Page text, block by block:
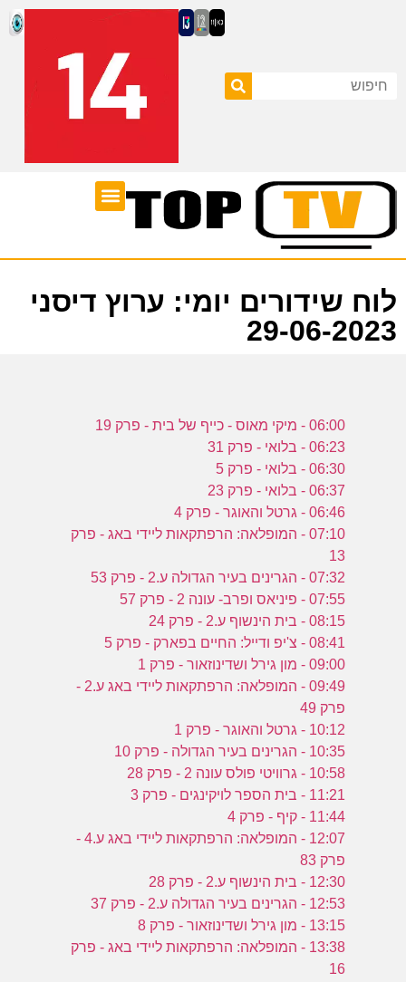
לוח שידורים יומי: ערוץ דיסני
29-06-2023
06:00 - מיקי מאוס - כייף של בית - פרק 19
06:23 - בלואי - פרק 31
06:30 - בלואי - פרק 5
06:37 - בלואי - פרק 23
06:46 - גרטל והאוגר - פרק 4
07:10 - המופלאה: הרפתקאות ליידי באג - פרק
13
07:32 - הגרינים בעיר הגדולה ע.2 - פרק 53
07:55 - פיניאס ופרב- עונה 2 - פרק 57
08:15 - בית הינשוף ע.2 - פרק 24
08:41 - צ'יפ ודייל: החיים בפארק - פרק 5
09:00 - מון גירל ושדינוזאור - פרק 1
09:49 - המופלאה: הרפתקאות ליידי באג ע.2 -
פרק 49
10:12 - גרטל והאוגר - פרק 1
10:35 - הגרינים בעיר הגדולה - פרק 10
10:58 - גרוויטי פולס עונה 2 - פרק 28
11:21 - בית הספר לויקינגים - פרק 3
11:44 - קיף - פרק 4
12:07 - המופלאה: הרפתקאות ליידי באג ע.4 -
פרק 83
12:30 - בית הינשוף ע.2 - פרק 28
12:53 - הגרינים בעיר הגדולה ע.2 - פרק 37
13:15 - מון גירל ושדינוזאור - פרק 8
13:38 - המופלאה: הרפתקאות ליידי באג - פרק
16